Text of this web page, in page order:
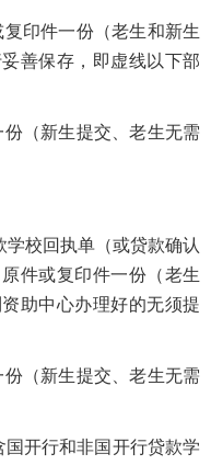
印件一份（老生和新生
善保存，即虚线以下部
（新生提交、老生无需
校回执单（或贷款确认
件或复印件一份（老生
助中心办理好的无须提
（新生提交、老生无需
开行和非国开行贷款学